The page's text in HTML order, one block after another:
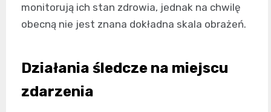
monitorują ich stan zdrowia, jednak na chwilę
obecną nie jest znana dokładna skala obrażeń.
Działania śledcze na miejscu
zdarzenia